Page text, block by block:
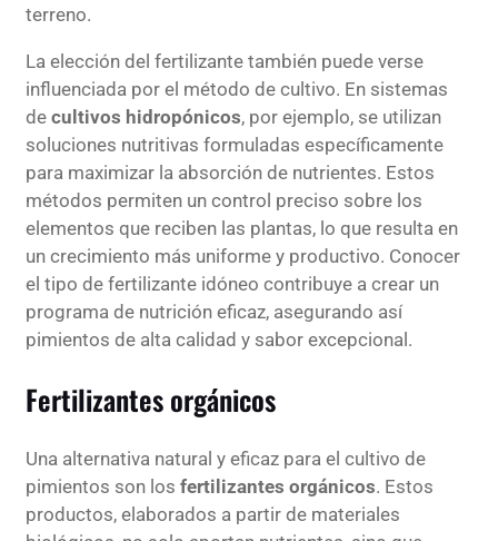
terreno.
La elección del fertilizante también puede verse
influenciada por el método de cultivo. En sistemas
de cultivos hidropónicos, por ejemplo, se utilizan
soluciones nutritivas formuladas específicamente
para maximizar la absorción de nutrientes. Estos
métodos permiten un control preciso sobre los
elementos que reciben las plantas, lo que resulta en
un crecimiento más uniforme y productivo. Conocer
el tipo de fertilizante idóneo contribuye a crear un
programa de nutrición eficaz, asegurando así
pimientos de alta calidad y sabor excepcional.
Fertilizantes orgánicos
Una alternativa natural y eficaz para el cultivo de
pimientos son los fertilizantes orgánicos. Estos
productos, elaborados a partir de materiales